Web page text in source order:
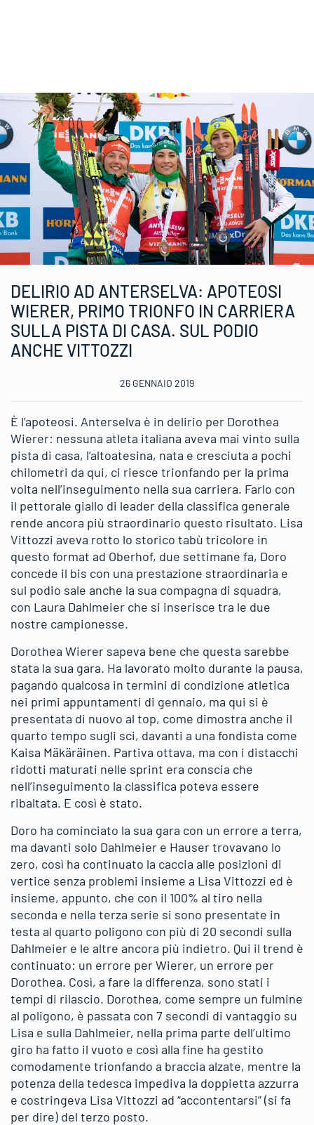
DELIRIO AD ANTERSELVA: APOTEOSI
WIERER, PRIMO TRIONFO IN CARRIERA
SULLA PISTA DI CASA. SUL PODIO
ANCHE VITTOZZI
26 GENNAIO 2019
È l’apoteosi. Anterselva è in delirio per Dorothea
Wierer: nessuna atleta italiana aveva mai vinto sulla
pista di casa, l’altoatesina, nata e cresciuta a pochi
chilometri da qui, ci riesce trionfando per la prima
volta nell’inseguimento nella sua carriera. Farlo con
il pettorale giallo di leader della classifica generale
rende ancora più straordinario questo risultato. Lisa
Vittozzi aveva rotto lo storico tabù tricolore in
questo format ad Oberhof, due settimane fa, Doro
concede il bis con una prestazione straordinaria e
sul podio sale anche la sua compagna di squadra,
con Laura Dahlmeier che si inserisce tra le due
nostre campionesse.
Dorothea Wierer sapeva bene che questa sarebbe
stata la sua gara. Ha lavorato molto durante la pausa,
pagando qualcosa in termini di condizione atletica
nei primi appuntamenti di gennaio, ma qui si è
presentata di nuovo al top, come dimostra anche il
quarto tempo sugli sci, davanti a una fondista come
Kaisa Mäkäräinen. Partiva ottava, ma con i distacchi
ridotti maturati nelle sprint era conscia che
nell’inseguimento la classifica poteva essere
ribaltata. E così è stato.
Doro ha cominciato la sua gara con un errore a terra,
ma davanti solo Dahlmeier e Hauser trovavano lo
zero, così ha continuato la caccia alle posizioni di
vertice senza problemi insieme a Lisa Vittozzi ed è
insieme, appunto, che con il 100% al tiro nella
seconda e nella terza serie si sono presentate in
testa al quarto poligono con più di 20 secondi sulla
Dahlmeier e le altre ancora più indietro. Qui il trend è
continuato: un errore per Wierer, un errore per
Dorothea. Così, a fare la differenza, sono stati i
tempi di rilascio. Dorothea, come sempre un fulmine
al poligono, è passata con 7 secondi di vantaggio su
Lisa e sulla Dahlmeier, nella prima parte dell’ultimo
giro ha fatto il vuoto e così alla fine ha gestito
comodamente trionfando a braccia alzate, mentre la
potenza della tedesca impediva la doppietta azzurra
e costringeva Lisa Vittozzi ad “accontentarsi” (si fa
per dire) del terzo posto.